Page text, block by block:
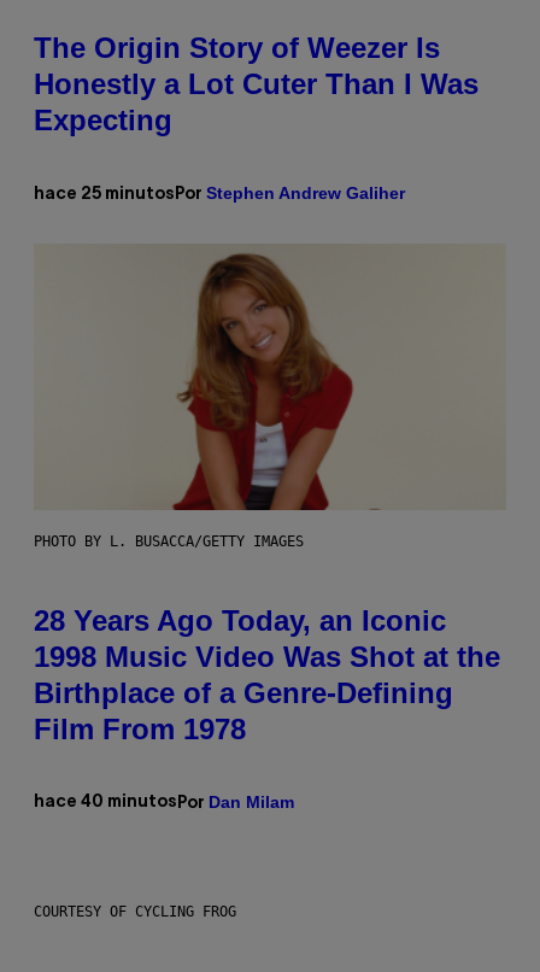
The Origin Story of Weezer Is
Honestly a Lot Cuter Than I Was
Expecting
hace 25 minutos Por Stephen Andrew Galiher
PHOTO BY L. BUSACCA/GETTY IMAGES
28 Years Ago Today, an Iconic
1998 Music Video Was Shot at the
Birthplace of a Genre-Defining
Film From 1978
hace 40 minutos Por Dan Milam
COURTESY OF CYCLING FROG